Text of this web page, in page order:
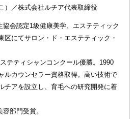
）／株式会社ルチア代表取締役
会認定1級健康美学、エステティック
区にてサロン・ド・エステティック・
テティシャンコンクール優勝。1990
ルカウンセラー資格取得。高い技術で
チアを設立し、育毛への研究開発に着
部門受賞。